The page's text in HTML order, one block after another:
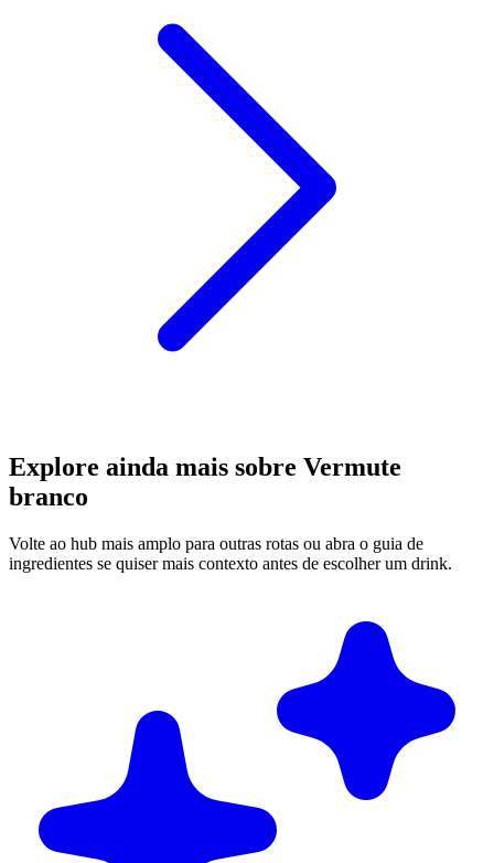
Explore ainda mais sobre Vermute
branco
Volte ao hub mais amplo para outras rotas ou abra o guia de
ingredientes se quiser mais contexto antes de escolher um drink.